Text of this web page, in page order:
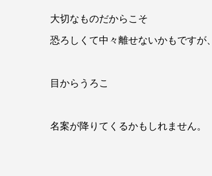
大切なものだからこそ
恐ろしくて中々離せないかもですが、
目からうろこ
名案が降りてくるかもしれません。